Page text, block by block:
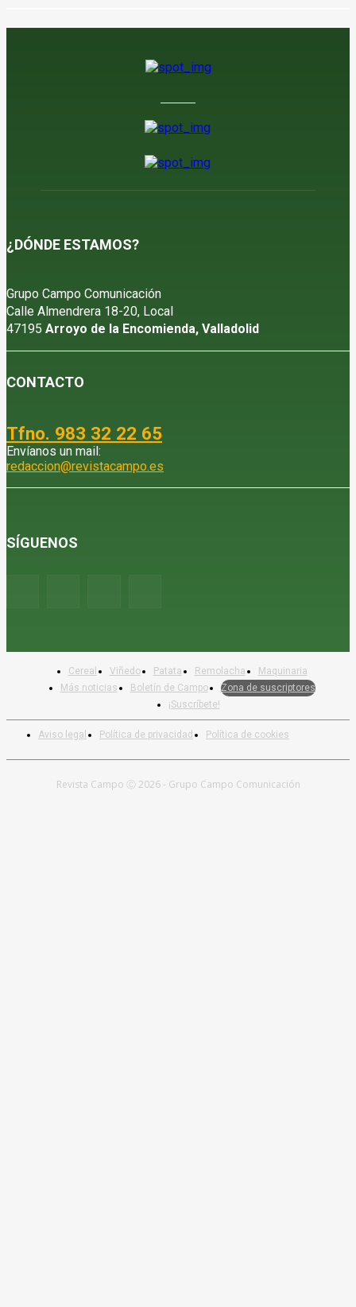
¿DÓNDE ESTAMOS?
Grupo Campo Comunicación
Calle Almendrera 18-20, Local
47195 Arroyo de la Encomienda, Valladolid
CONTACTO
Tfno. 983 32 22 65
Envíanos un mail:
redaccion@revistacampo.es
SÍGUENOS
Aviso legal Política de privacidad Política de cookies
Cereal Viñedo Patata Remolacha
Maquinaria
Más noticias
Boletín de Campo
Zona de suscriptores
¡Suscríbete!
Revista Campo Ⓒ 2026 - Grupo Campo Comunicación